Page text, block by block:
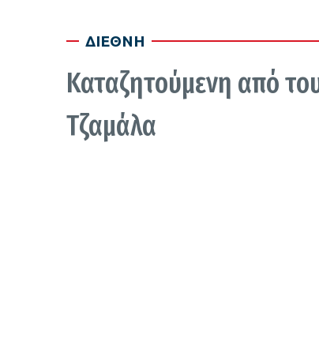
ΔΙΕΘΝΗ
Καταζητούμενη από
Τζαμάλα